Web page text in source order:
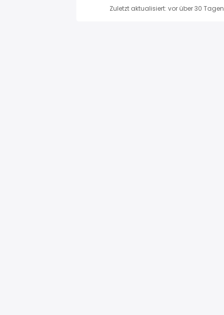
Zuletzt aktualisiert: vor über 30 Tagen